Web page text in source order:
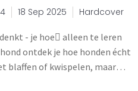
18 Sep 2025 Hardcover
- je hoe􀀁 alleen te leren
ontdek je hoe honden écht
blaffen of kwispelen, maar